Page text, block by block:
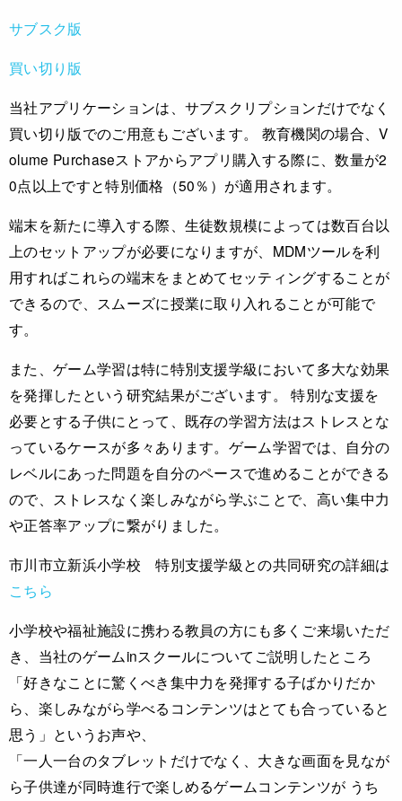
サブスク版
買い切り版
当社アプリケーションは、サブスクリプションだけでなく
買い切り版でのご用意もございます。 教育機関の場合、V
olume Purchaseストアからアプリ購入する際に、数量が2
0点以上ですと特別価格（50％）が適用されます。
端末を新たに導入する際、生徒数規模によっては数百台以
上のセットアップが必要になりますが、MDMツールを利
用すればこれらの端末をまとめてセッティングすることが
できるので、スムーズに授業に取り入れることが可能で
す。
また、ゲーム学習は特に特別支援学級において多大な効果
を発揮したという研究結果がございます。 特別な支援を
必要とする子供にとって、既存の学習方法はストレスとな
っているケースが多々あります。ゲーム学習では、自分の
レベルにあった問題を自分のペースで進めることができる
ので、ストレスなく楽しみながら学ぶことで、高い集中力
や正答率アップに繋がりました。
市川市立新浜小学校 特別支援学級との共同研究の詳細は
こちら
小学校や福祉施設に携わる教員の方にも多くご来場いただ
き、当社のゲームinスクールについてご説明したところ
「好きなことに驚くべき集中力を発揮する子ばかりだか
ら、楽しみながら学べるコンテンツはとても合っていると
思う」というお声や、
「一人一台のタブレットだけでなく、大きな画面を見なが
ら子供達が同時進行で楽しめるゲームコンテンツが うち